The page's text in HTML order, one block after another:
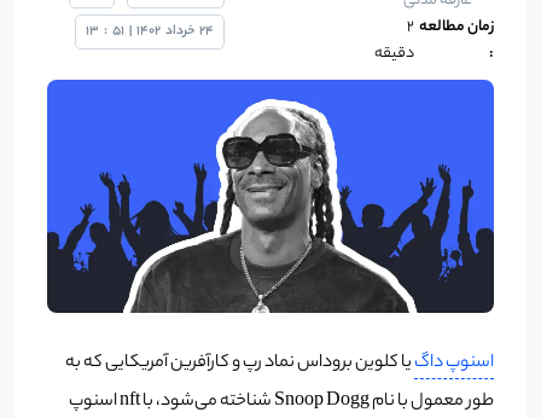
زمان مطالعه
:
۲
دقیقه
24 خرداد 1402
|
51
:
13
اسنوپ داگیا کلوین بروداس نماد رپ و کارآفرین آمریکایی که به
طور معمول با نام Snoop Dogg شناخته می‌شود، با nft اسنوپ